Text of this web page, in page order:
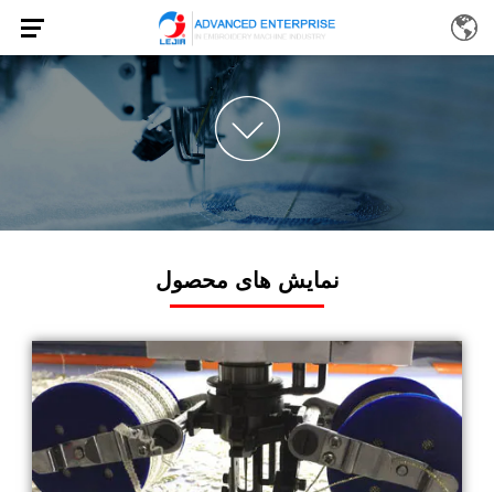
نمایش های محصول